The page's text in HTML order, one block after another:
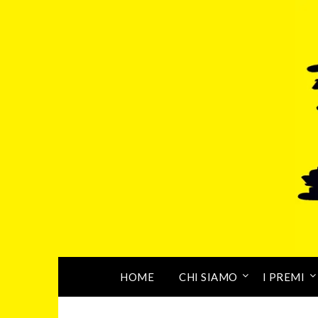
HOME CHI SIAMO I PREMI